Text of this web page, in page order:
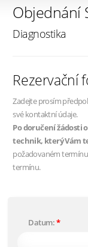
Objednání
Diagnostika
Rezervační
Zadejte prosím
své kontaktní údaje.
Po doručení žádosti
technik, který Vám
požadovaném
termínu.
Datum: